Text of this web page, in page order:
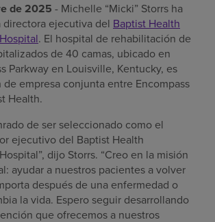
de 2025 - Michelle “Micki” Storrs ha
directora ejecutiva del Baptist Health
. El hospital de rehabilitación de
de 40 camas, ubicado en
Parkway en Louisville, Kentucky, es
de empresa conjunta entre Encompass
Health.
de ser seleccionado como el
ejecutivo del Baptist Health
dijo Storrs. “Creo en la misión
ayudar a nuestros pacientes a volver
después de una enfermedad o
la vida. Espero seguir desarrollando
que ofrecemos a nuestros